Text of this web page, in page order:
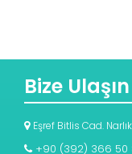
Bize Ulaşın
Eşref Bitlis Cad.
+90 (392) 366 50